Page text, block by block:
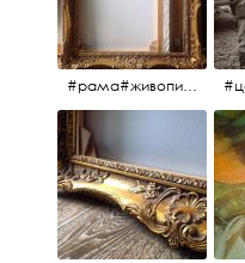
#рама#живопись#антиквариат#спб#aplgallery